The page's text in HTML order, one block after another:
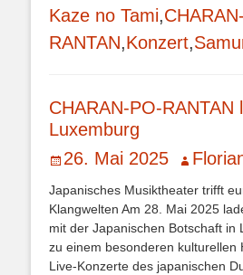
Kaze no Tami,
RANTAN,Konzert,
CHARAN-PO-RANTAN
Luxemburg
Veröffentlicht
am
26. Mai 2025 Autor
Japanisches Musiktheater trifft
Klangwelten Am 28. Mai 2025
mit der Japanischen Botschaft in
zu einem besonderen kulturellen
Live-Konzerte des japanischen